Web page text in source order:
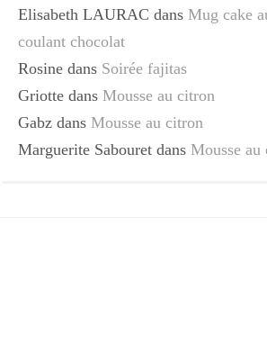
Elisabeth LAURAC dans Mug cake
coulant chocolat
Rosine dans Soirée fajitas
Griotte dans Mousse au citron
Gabz dans Mousse au citron
Marguerite Sabouret dans Mousse au